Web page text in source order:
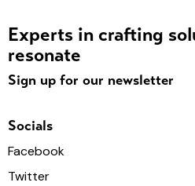
Experts in crafting
resonate
Sign up for our newsletter
Socials
Facebook
Twitter